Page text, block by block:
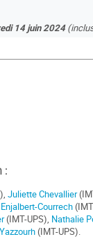
14 juin 2024
:
Juliette Chevallier
Courrech
(IMT-UPS), Nathalie
(IMT-UPS).